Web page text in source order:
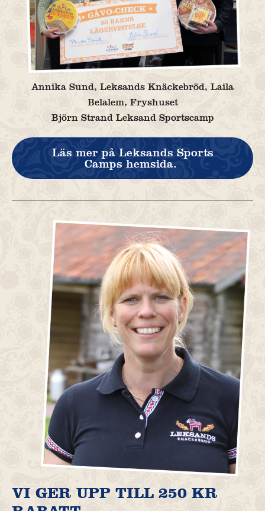
Annika Sund, Leksands Knäckebröd, Laila
Belalem, Fryshuset
Björn Strand Leksand Sportscamp
Läs mer på Leksands Sports
Camps hemsida.
VI GER UPP TILL 250 KR